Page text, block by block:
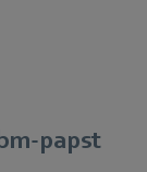
papst